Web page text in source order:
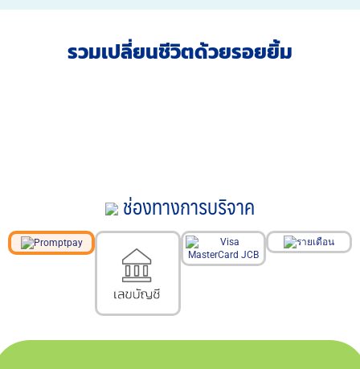
รวมเปลี่ยนชีวิตด้วยรอยยิ้ม
ช่องทางการบริจาค